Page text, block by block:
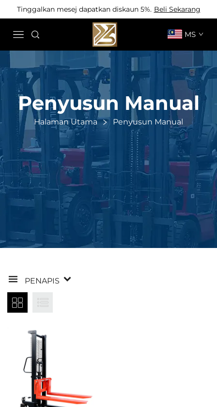
Tinggalkan mesej dapatkan diskaun 5%. Beli Sekarang
MS
Penyusun Manual
Halaman Utama Penyusun Manual
PENAPIS